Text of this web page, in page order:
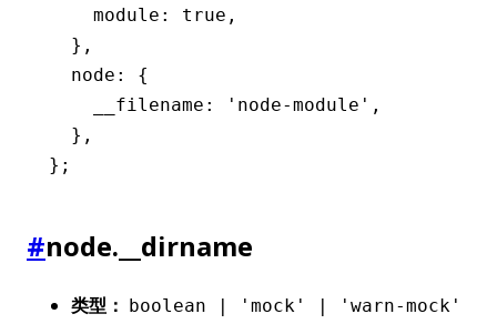
    module
: true ,
  }
,
  node
:
{
    __filename
: 'node-module' ,
  }
,
};
#node.__dirname
类型：
boolean | 'mock' | 'warn-mock'